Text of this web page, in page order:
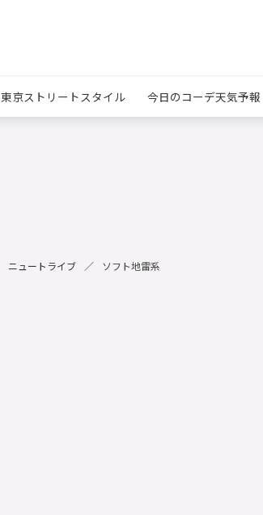
東京ストリートスタイル 今日のコーデ天気予報
ニュートライブ ソフト地雷系